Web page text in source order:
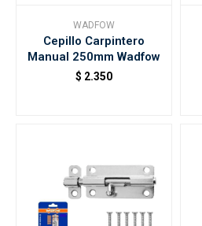
WADFOW
Cepillo Carpintero
Manual 250mm Wadfow
$ 2.350